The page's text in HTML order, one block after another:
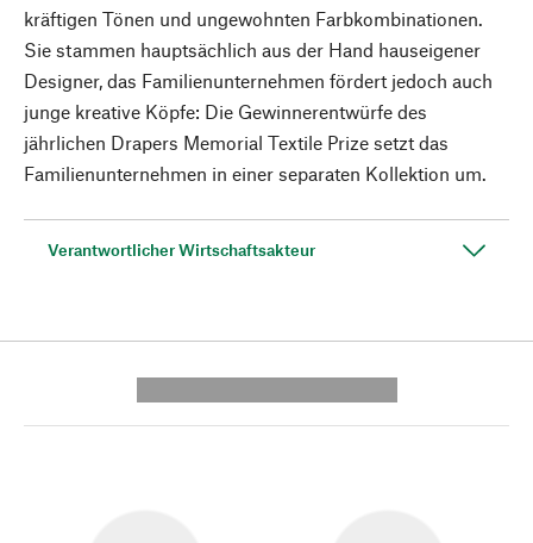
kräftigen Tönen und ungewohnten Farbkombinationen.
Sie stammen hauptsächlich aus der Hand hauseigener
Designer, das Familienunternehmen fördert jedoch auch
junge kreative Köpfe: Die Gewinnerentwürfe des
jährlichen Drapers Memorial Textile Prize setzt das
Familienunternehmen in einer separaten Kollektion um.
Verantwortlicher Wirtschaftsakteur